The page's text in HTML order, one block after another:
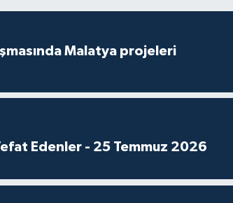
Malatya projeleri
Edenler - 25 Temmuz 2026